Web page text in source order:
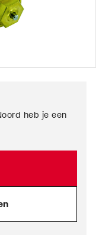
heb je een